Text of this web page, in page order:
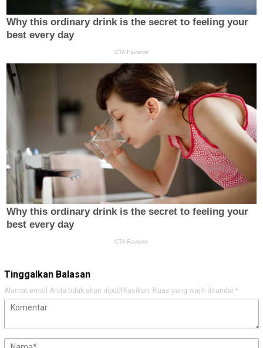
Tinggalkan Balasan
Alamat email Anda tidak akan dipublikasikan. Ruas yang wajib ditandai *